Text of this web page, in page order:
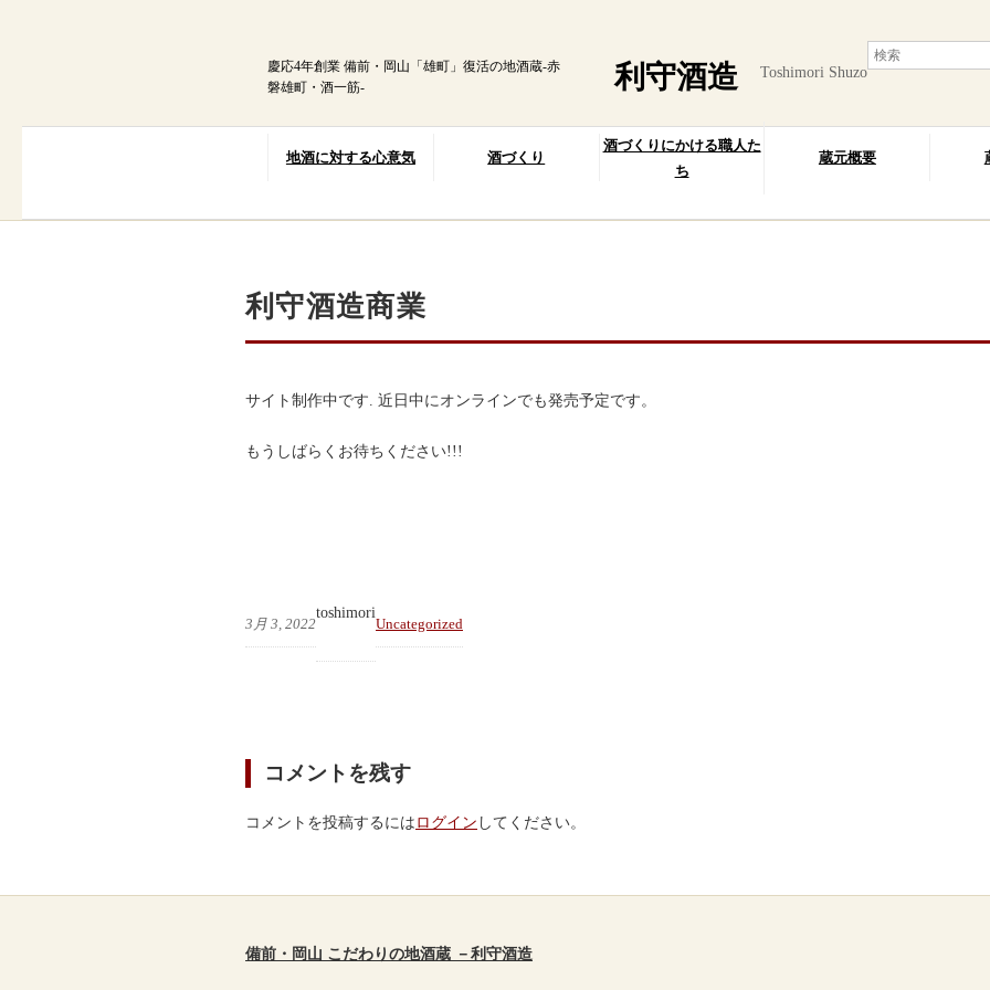
慶応4年創業 備前・岡山「雄町」復活の地酒蔵-赤
磐雄町・酒一筋-
利守酒造 Toshimori Shuzo
地酒に対する心意気 酒づくり
酒づくりにかける職人た
ち
蔵元概要
利守酒造商業
サイト制作中です. 近日中にオンラインでも発売予定です。
もうしばらくお待ちください!!!
3月 3, 2022
toshimori
Uncategorized
コメントを残す
コメントを投稿するには ログイン してください。
備前・岡山 こだわりの地酒蔵 －利守酒造